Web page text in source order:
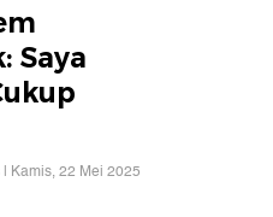
Saya
Kamis, 22 Mei 2025